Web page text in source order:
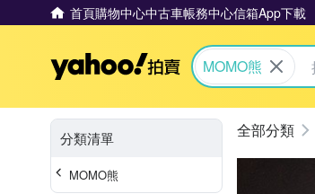
首頁購物中心中古車帳務中心信箱App下載
Yahoo拍賣
MOMO熊
分類清單
MOMO熊